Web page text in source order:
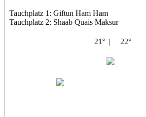
Tauchplatz 1: Giftun Ham Ham
Tauchplatz 2: Shaab Quais Maksur
21° | 22°